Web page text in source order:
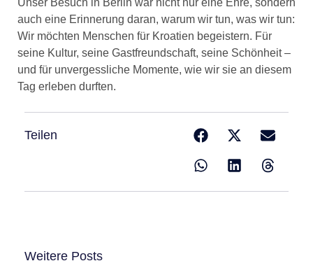
auch eine Erinnerung daran, warum wir tun, was wir tun:
Wir möchten Menschen für Kroatien begeistern. Für
seine Kultur, seine Gastfreundschaft, seine Schönheit –
und für unvergessliche Momente, wie wir sie an diesem
Tag erleben durften.
Teilen
Weitere Posts